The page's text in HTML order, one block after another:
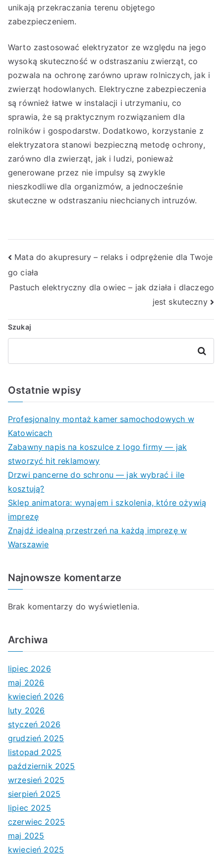
unikają przekraczania terenu objętego
zabezpieczeniem.
Warto zastosować elektryzator ze względu na jego
wysoką skuteczność w odstraszaniu zwierząt, co
pozwala na ochronę zarówno upraw rolniczych, jak i
zwierząt hodowlanych. Elektryczne zabezpieczenia
są również łatwe w instalacji i utrzymaniu, co
sprawia, że są praktycznym rozwiązaniem dla
rolników i gospodarstw. Dodatkowo, korzystanie z
elektryzatora stanowi bezpieczną metodę ochrony,
zarówno dla zwierząt, jak i ludzi, ponieważ
generowane przez nie impulsy są zwykle
nieszkodliwe dla organizmów, a jednocześnie
skuteczne w odstraszaniu niechcianych intruzów.
Nawigacja
wpisu
Mata do akupresury – relaks i odprężenie dla Twoje
go ciała
Pastuch elektryczny dla owiec – jak działa i dlaczego
jest skuteczny
Szukaj
Szukaj
Ostatnie wpisy
Profesjonalny montaż kamer samochodowych w
Katowicach
Zabawny napis na koszulce z logo firmy — jak
stworzyć hit reklamowy
Drzwi pancerne do schronu — jak wybrać i ile
kosztują?
Sklep animatora: wynajem i szkolenia, które ożywią
imprezę
Znajdź idealną przestrzeń na każdą imprezę w
Warszawie
Najnowsze komentarze
Brak komentarzy do wyświetlenia.
Archiwa
lipiec 2026
maj 2026
kwiecień 2026
luty 2026
styczeń 2026
grudzień 2025
listopad 2025
październik 2025
wrzesień 2025
sierpień 2025
lipiec 2025
czerwiec 2025
maj 2025
kwiecień 2025